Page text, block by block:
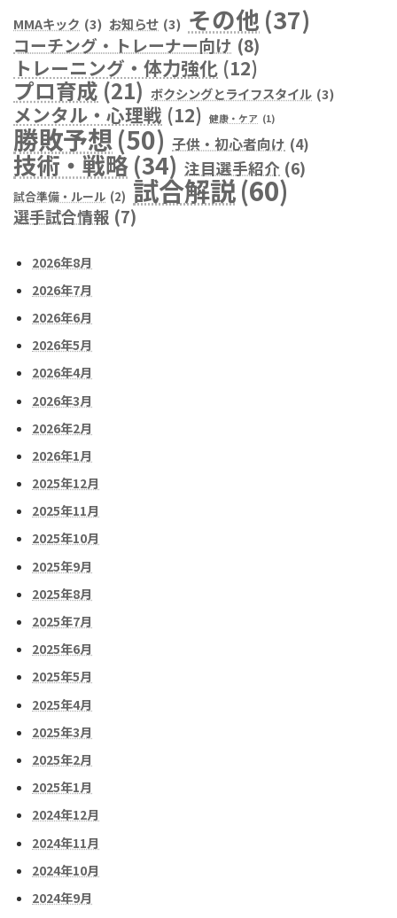
MMAキック (3) お知らせ (3) その他 (37)
コーチング・トレーナー向け (8)
トレーニング・体力強化 (12)
プロ育成 (21) ボクシングとライフスタイル (3)
メンタル・心理戦 (12) 健康・ケア (1)
勝敗予想(50) 子供・初心者向け (4)
技術・戦略(34) 注目選手紹介 (6)
試合準備・ルール (2) 試合解説(60)
選手試合情報 (7)
2026年8月
2026年7月
2026年6月
2026年5月
2026年4月
2026年3月
2026年2月
2026年1月
2025年12月
2025年11月
2025年10月
2025年9月
2025年8月
2025年7月
2025年6月
2025年5月
2025年4月
2025年3月
2025年2月
2025年1月
2024年12月
2024年11月
2024年10月
2024年9月